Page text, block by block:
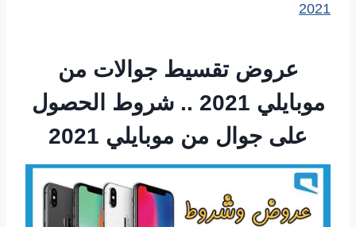
2021
عروض تقسيط جوالات من
موبايلي 2021 .. شروط الحصول
على جوال من موبايلي 2021